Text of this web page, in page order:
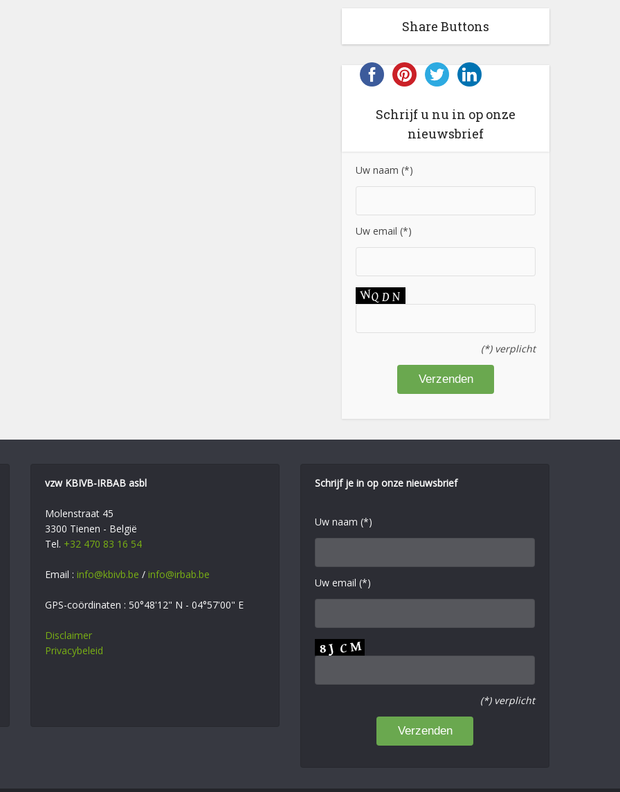
Share Buttons
Schrijf u nu in op onze
nieuwsbrief
Uw naam (*)
Uw email (*)
(*) verplicht
vzw KBIVB-IRBAB asbl
Molenstraat 45
3300 Tienen - België
Tel. +32 470 83 16 54
Email : info@kbivb.be / info@irbab.be
GPS-coördinaten : 50°48'12" N - 04°57'00" E
Disclaimer
Privacybeleid
Schrijf je in op onze nieuwsbrief
Uw naam (*)
Uw email (*)
(*) verplicht